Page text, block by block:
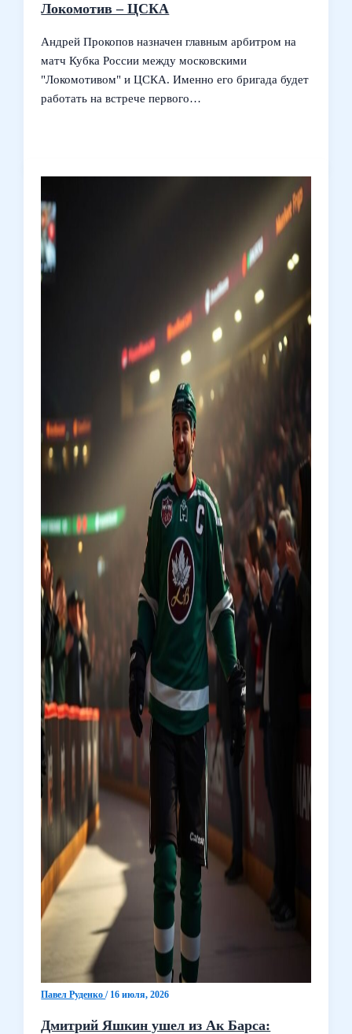
Локомотив – ЦСКА
Андрей Прокопов назначен главным арбитром на
матч Кубка России между московскими
"Локомотивом" и ЦСКА. Именно его бригада будет
работать на встрече первого…
Павел Руденко/ 16 июля, 2026
Дмитрий Яшкин ушел из Ак Барса: